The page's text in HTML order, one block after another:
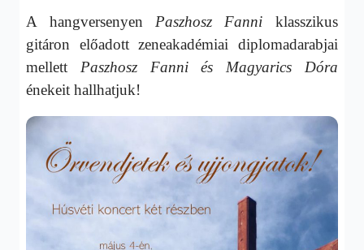
A hangversenyen Paszhosz Fanni klasszikus
gitáron előadott zeneakadémiai diplomadarabjai
mellett Paszhosz Fanni és Magyarics Dóra
énekeit hallhatjuk!